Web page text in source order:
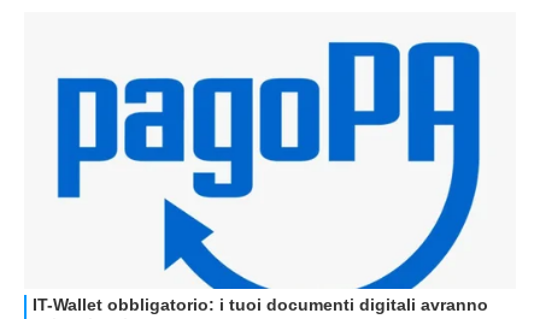
GUIDE ALL'ACQUISTO